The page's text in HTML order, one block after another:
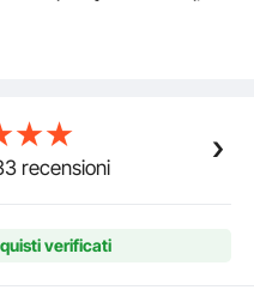
pianoforte portatile
completa di funzioni
delle dita:
silicone bianco e nero, la
a migliorare le
recensioni
verificati